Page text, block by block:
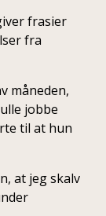
frasier
fra
måneden,
jobbe
til at hun
at jeg skalv